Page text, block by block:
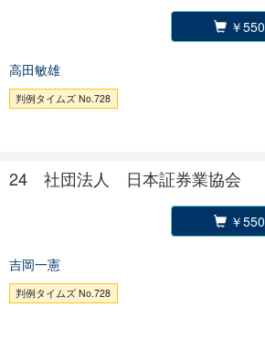
￥550
高田敏雄
判例タイムズ No.728
24 社団法人 日本証券業協会
￥550
吉岡一憲
判例タイムズ No.728